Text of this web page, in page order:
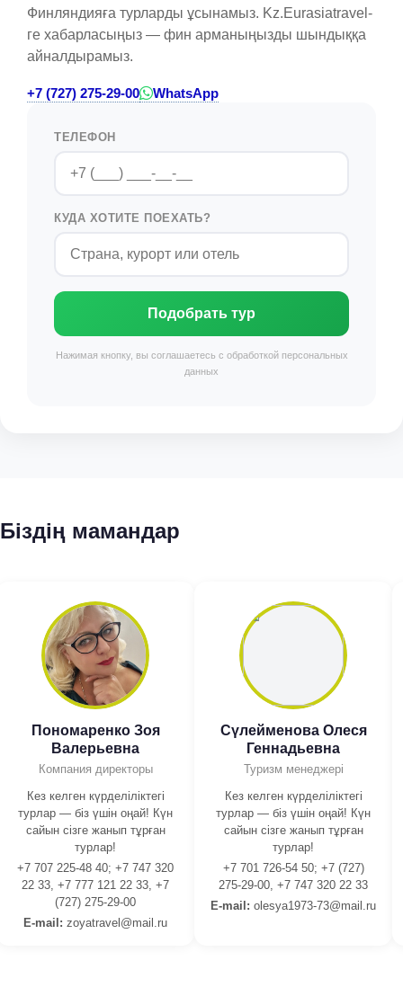
Финляндияға турларды ұсынамыз. Kz.Eurasiatravel-
ге хабарласыңыз — фин арманыңызды шындыққа
айналдырамыз.
+7 (727) 275-29-00 WhatsApp
ТЕЛЕФОН
КУДА ХОТИТЕ ПОЕХАТЬ?
Подобрать тур
Нажимая кнопку, вы соглашаетесь с обработкой персональных
данных
Біздің мамандар
Пономаренко Зоя
Валерьевна
Компания директоры
Кез келген күрделіліктегі
турлар — біз үшін оңай! Күн
сайын сізге жанып тұрған
турлар!
+7 707 225-48 40; +7 747 320
22 33, +7 777 121 22 33, +7
(727) 275-29-00
E-mail: zoyatravel@mail.ru
Сүлейменова Олеся
Геннадьевна
Туризм менеджері
Кез келген күрделіліктегі
турлар — біз үшін оңай! Күн
сайын сізге жанып тұрған
турлар!
+7 701 726-54 50; +7 (727)
275-29-00, +7 747 320 22 33
E-mail: olesya1973-73@mail.ru